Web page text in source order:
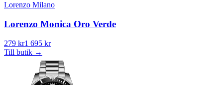
Lorenzo Milano
Lorenzo Monica Oro Verde
279 kr1 695 kr
Till butik →